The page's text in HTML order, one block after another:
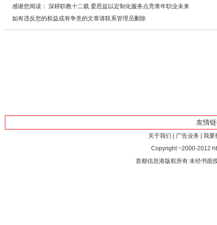
感谢您阅读： 深耕职教十二载 爱思益以定制化服务点亮青年职业未来
如有违反您的权益或有争意的文章请联系管理员删除
友情
关于我们 广告业务
我要
Copyright ~2000-2012
首都信息港版权所有 未经书面